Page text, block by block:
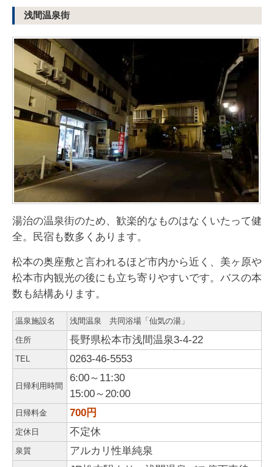
浅間温泉街
湯治の温泉街のため、歓楽的なものはなくいたって健
全。民宿も数多くあります。
松本の奥座敷と言われるほど市内から近く、美ヶ原や
松本市内観光の後にも立ち寄りやすいです。バスの本
数も結構あります。
温泉施設名 浅間温泉 共同浴場「仙気の湯」
住所 長野県松本市浅間温泉3-4-22
TEL 0263-46-5553
日帰利用時間
6:00～11:30
15:00～20:00
日帰料金 700円
定休日 不定休
泉質
アルカリ性単純泉